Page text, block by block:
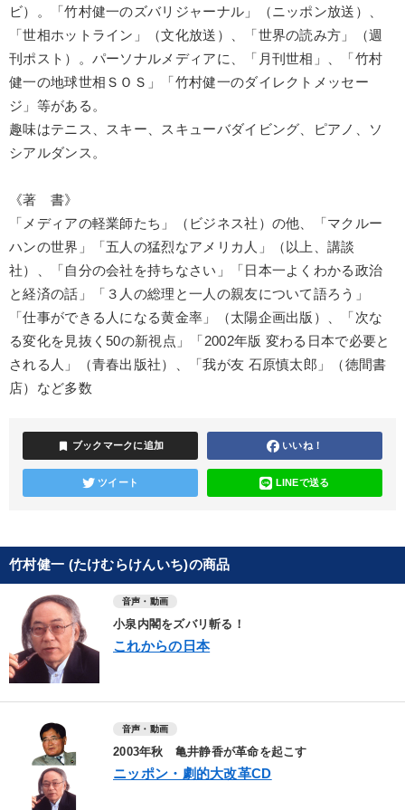
ビ）。「竹村健一のズバリジャーナル」（ニッポン放送）、
「世相ホットライン」（文化放送）、「世界の読み方」（週
刊ポスト）。パーソナルメディアに、「月刊世相」、「竹村
健一の地球世相ＳＯＳ」「竹村健一のダイレクトメッセー
ジ」等がある。
趣味はテニス、スキー、スキューバダイビング、ピアノ、ソ
シアルダンス。
《著 書》
「メディアの軽業師たち」（ビジネス社）の他、「マクルー
ハンの世界」「五人の猛烈なアメリカ人」（以上、講談
社）、「自分の会社を持ちなさい」「日本一よくわかる政治
と経済の話」「３人の総理と一人の親友について語ろう」
「仕事ができる人になる黄金率」（太陽企画出版）、「次な
る変化を見抜く50の新視点」「2002年版 変わる日本で必要と
される人」（青春出版社）、「我が友 石原慎太郎」（徳間書
店）など多数
bookmark ブックマークに追加 いいね！
ツイート LINEで送る
竹村健一 (たけむらけんいち)の商品
音声・動画
小泉内閣をズバリ斬る！
これからの日本
音声・動画
2003年秋 亀井静香が革命を起こす
ニッポン・劇的大改革CD